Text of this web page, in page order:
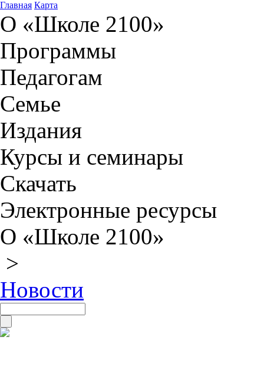
Главная Карта
О «Школе 2100»
Программы
Педагогам
Семье
Издания
Курсы и семинары
Скачать
Электронные ресурсы
О «Школе 2100»
>
Новости